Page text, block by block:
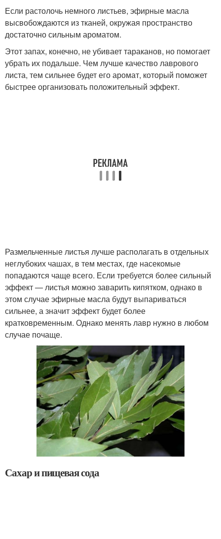
Если растолочь немного листьев, эфирные масла
высвобождаются из тканей, окружая пространство
достаточно сильным ароматом.
Этот запах, конечно, не убивает тараканов, но помогает
убрать их подальше. Чем лучше качество лаврового
листа, тем сильнее будет его аромат, который поможет
быстрее организовать положительный эффект.
Размельченные листья лучше располагать в отдельных
неглубоких чашах, в тем местах, где насекомые
попадаются чаще всего. Если требуется более сильный
эффект — листья можно заварить кипятком, однако в
этом случае эфирные масла будут выпариваться
сильнее, а значит эффект будет более
кратковременным. Однако менять лавр нужно в любом
случае почаще.
Сахар и пищевая сода